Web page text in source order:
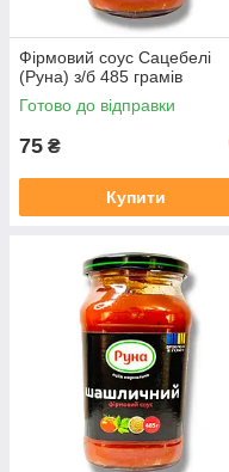
Фірмовий соус Сацебелі
(Руна) з/б 485 грамів
Готово до відправки
75 ₴
Купити